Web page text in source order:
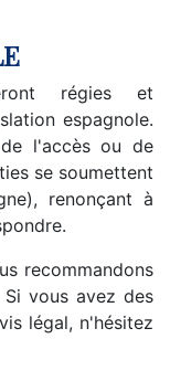
régies et
espagnole.
l'accès ou de
se soumettent
renonçant à
recommandons
vous avez des
légal, n'hésitez